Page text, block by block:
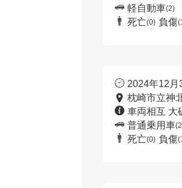
軽自動車(2)
死亡(0) 負傷
2024年12月
枕崎市立神
車両相互 大
普通乗用車
死亡(0) 負傷